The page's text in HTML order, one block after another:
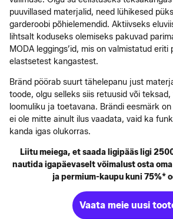
puuvillased materjalid, need lühikesed
garderoobi põhielemendid. Aktiivseks
lihtsalt koduseks olemiseks pakuvad
MODA leggings’id, mis on valmistatud eriti
elastsetest kangastest.
Bränd pöörab suurt tähelepanu just
toode, olgu selleks siis retuusid või
loomuliku ja toetavana. Brändi eesmärk
ei ole mitte ainult ilus vaadata, vaid ka
kanda igas olukorras.
Liitu meiega, et saada ligipääs ligi
nautida igapäevaselt võimalust osta
ja permium-kaupu kuni 75%*
Vaata meie uusi